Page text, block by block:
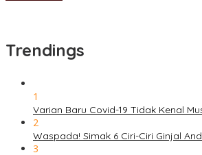
Trendings
1
Varian Baru Covid-19 Tidak Kenal
2
Waspada! Simak 6 Ciri-Ciri Ginjal
3